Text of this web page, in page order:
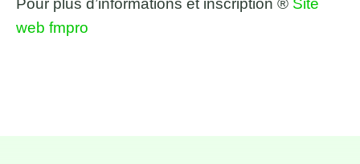
Pour plus d’informations et inscription ® Site
web fmpro